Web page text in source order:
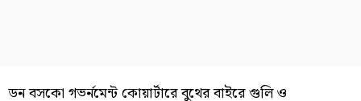
ডন বসকো গভর্নমেন্ট কোয়ার্টারে বুথের বাইরে গুলি ও